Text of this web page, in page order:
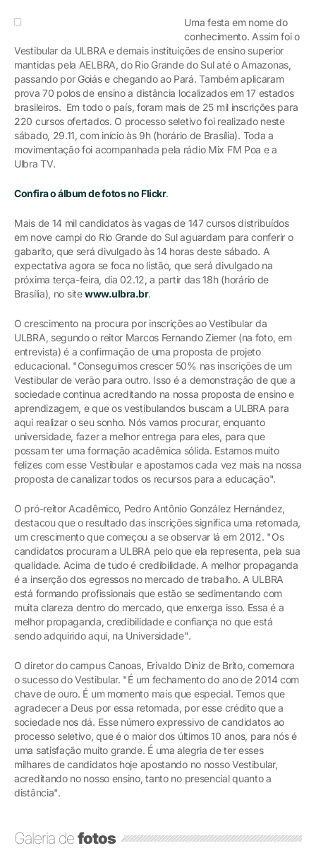
Uma festa em nome do
conhecimento. Assim foi o
Vestibular da ULBRA e demais instituições de ensino superior
mantidas pela AELBRA, do Rio Grande do Sul até o Amazonas,
passando por Goiás e chegando ao Pará. Também aplicaram
prova 70 polos de ensino a distância localizados em 17 estados
brasileiros. Em todo o país, foram mais de 25 mil inscrições para
220 cursos ofertados. O processo seletivo foi realizado neste
sábado, 29.11, com início às 9h (horário de Brasília). Toda a
movimentação foi acompanhada pela rádio Mix FM Poa e a
Ulbra TV.
Confira o álbum de fotos no Flickr.
Mais de 14 mil candidatos às vagas de 147 cursos distribuídos
em nove campi do Rio Grande do Sul aguardam para conferir o
gabarito, que será divulgado às 14 horas deste sábado. A
expectativa agora se foca no listão, que será divulgado na
próxima terça-feira, dia 02.12, a partir das 18h (horário de
Brasília), no sitewww.ulbra.br.
O crescimento na procura por inscrições ao Vestibular da
ULBRA, segundo o reitor Marcos Fernando Ziemer (na foto, em
entrevista) é a confirmação de uma proposta de projeto
educacional. "Conseguimos crescer 50% nas inscrições de um
Vestibular de verão para outro. Isso é a demonstração de que a
sociedade continua acreditando na nossa proposta de ensino e
aprendizagem, e que os vestibulandos buscam a ULBRA para
aqui realizar o seu sonho. Nós vamos procurar, enquanto
universidade, fazer a melhor entrega para eles, para que
possam ter uma formação acadêmica sólida. Estamos muito
felizes com esse Vestibular e apostamos cada vez mais na nossa
proposta de canalizar todos os recursos para a educação".
O pró-reitor Acadêmico, Pedro Antônio González Hernández,
destacou que o resultado das inscrições significa uma retomada,
um crescimento que começou a se observar lá em 2012. "Os
candidatos procuram a ULBRA pelo que ela representa, pela sua
qualidade. Acima de tudo é credibilidade. A melhor propaganda
é a inserção dos egressos no mercado de trabalho. A ULBRA
está formando profissionais que estão se sedimentando com
muita clareza dentro do mercado, que enxerga isso. Essa é a
melhor propaganda, credibilidade e confiança no que está
sendo adquirido aqui, na Universidade".
O diretor do campus Canoas, Erivaldo Diniz de Brito, comemora
o sucesso do Vestibular. "É um fechamento do ano de 2014 com
chave de ouro. É um momento mais que especial. Temos que
agradecer a Deus por essa retomada, por esse crédito que a
sociedade nos dá. Esse número expressivo de candidatos ao
processo seletivo, que é o maior dos últimos 10 anos, para nós é
uma satisfação muito grande. É uma alegria de ter esses
milhares de candidatos hoje apostando no nosso Vestibular,
acreditando no nosso ensino, tanto no presencial quanto a
distância".
Galeria defotos